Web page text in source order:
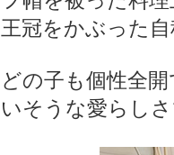
王冠をかぶった
どの子も個性全
いそうな愛らし